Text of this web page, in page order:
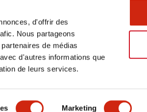
d'offrir des
Nous partageons
de médias
d'autres informations que
de leurs services.
Marketing